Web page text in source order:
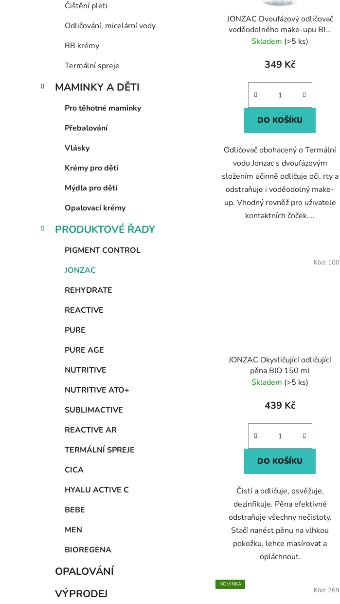
Čištění pleti
Odličování, micelární vody
BB krémy
Termální spreje
MAMINKY A DĚTI
Pro těhotné maminky
Přebalování
Vlásky
Krémy pro děti
Mýdla pro děti
Opalovací krémy
PRODUKTOVÉ ŘADY
PIGMENT CONTROL
JONZAC
REHYDRATE
REACTIVE
PURE
PURE AGE
NUTRITIVE
NUTRITIVE ATO+
SUBLIMACTIVE
REACTIVE AR
TERMÁLNÍ SPREJE
CICA
HYALU ACTIVE C
BEBE
MEN
BIOREGENA
OPALOVÁNÍ
VÝPRODEJ
JONZAC Dvoufázový odličovač
voděodolného make-upu BIO
150 ml
Skladem (>5 ks)
349 Kč
DO KOŠÍKU
Odličovač obohacený o Termální
vodu Jonzac s dvoufázovým
složením účinně odličuje oči, rty a
odstraňuje i voděodolný make-
up. Vhodný rovněž pro uživatele
kontaktních čoček....
JONZAC Okysličující odličující
pěna BIO 150 ml
Skladem (>5 ks)
439 Kč
DO KOŠÍKU
Čistí a odličuje, osvěžuje,
dezinfikuje. Pěna efektivně
odstraňuje všechny nečistoty.
Stačí nanést pěnu na vlhkou
pokožku, lehce masírovat a
opláchnout.
Kód: 100
NOVINKA
Kód: 269